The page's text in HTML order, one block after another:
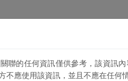
聯的任何資訊僅供參考，該資訊
不應使用該資訊，並且不應在任何
計算機 綠色債券計算機